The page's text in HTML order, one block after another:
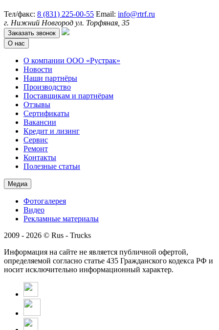
Тел/факс: 8 (831) 225-00-55 Email: info@rtrf.ru
г. Нижний Новгород ул. Торфяная, 35
Заказать звонок
О нас
О компании ООО «Рустрак»
Новости
Наши партнёры
Производство
Поставщикам и партнёрам
Отзывы
Сертификаты
Вакансии
Кредит и лизинг
Сервис
Ремонт
Контакты
Полезные статьи
Медиа
Фотогалерея
Видео
Рекламные материалы
2009 - 2026 © Rus - Trucks
Информация на сайте не является публичной офертой,
определяемой согласно статье 435 Гражданского кодекса РФ и
носит исключительно информационный характер.